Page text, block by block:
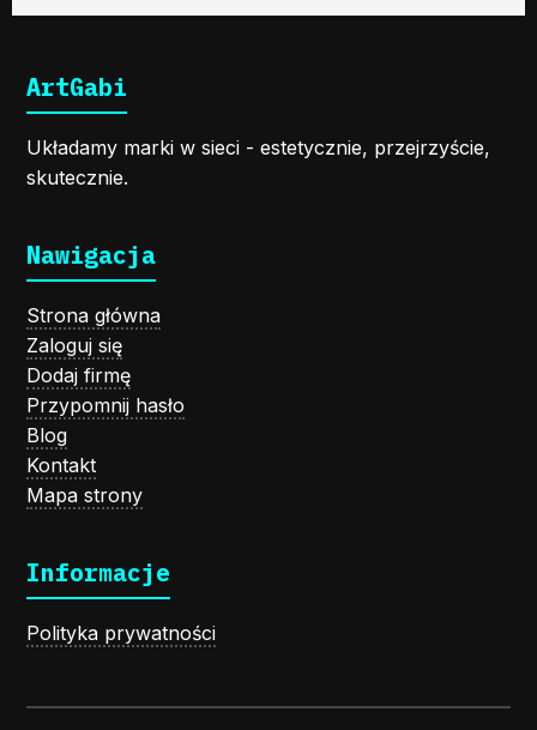
ArtGabi
Układamy marki w sieci - estetycznie, przejrzyście,
skutecznie.
Nawigacja
Strona główna
Zaloguj się
Dodaj firmę
Przypomnij hasło
Blog
Kontakt
Mapa strony
Informacje
Polityka prywatności